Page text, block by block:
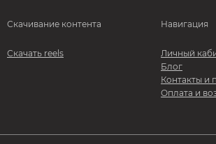
Скачивание контента
Скачать reels
Навигация
Личный
Блог
Контакты и
Оплата и